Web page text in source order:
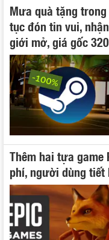
Mưa quà tặng
tục đón tin vui,
giới mở, giá gốc
Thêm hai tựa
phí, người dùng